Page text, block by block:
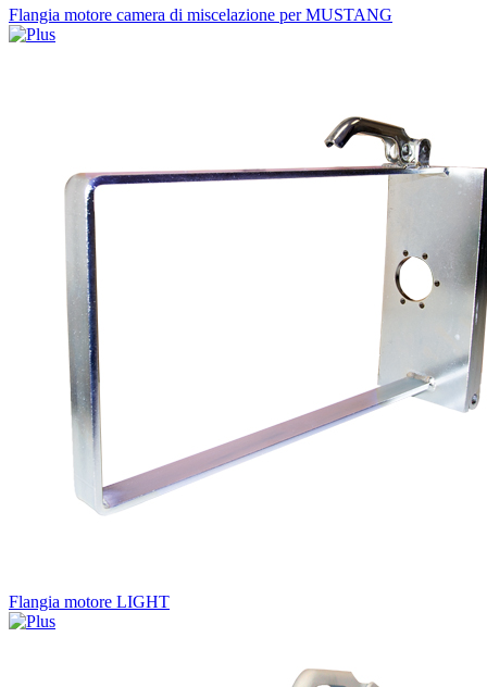
Flangia motore camera di miscelazione per MUSTANG
Flangia motore LIGHT